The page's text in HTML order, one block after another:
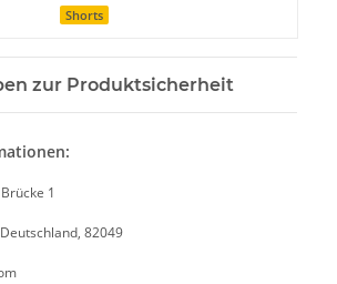
Shorts
zur Produktsicherheit
1
82049